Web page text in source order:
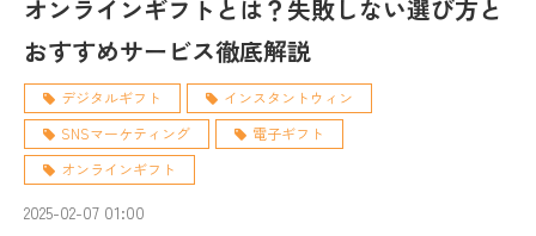
オンラインギフトとは？失敗しない選び方と
おすすめサービス徹底解説
デジタルギフト
インスタントウィン
SNSマーケティング
電子ギフト
オンラインギフト
2025-02-07 01:00